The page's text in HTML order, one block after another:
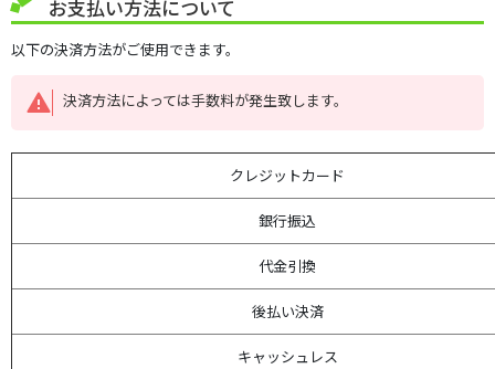
お支払い方法について
以下の決済方法がご使用できます。
決済方法によっては手数料が発生致します。
クレジットカード
銀行振込
代金引換
後払い決済
キャッシュレス